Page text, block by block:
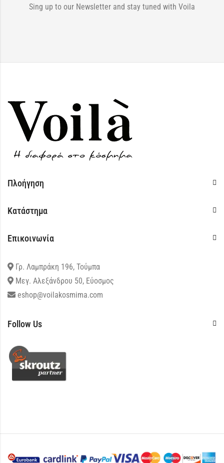
Sing up to our Newsletter and stay tuned with Voila
Πλοήγηση
Κατάστημα
Επικοινωνία
Γρ. Λαμπράκη 196, Τούμπα
Μεγ. Αλεξάνδρου 50, Εύοσμος
eshop@voilakosmima.com
Follow Us